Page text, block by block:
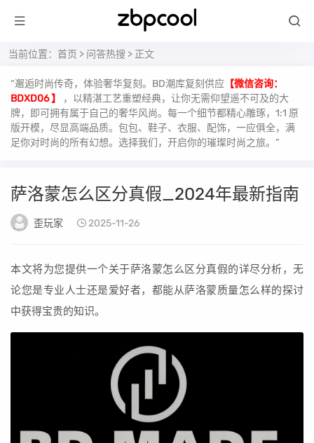
当前位置： 首页 > 问答热搜 > 正文
“邂逅时尚传奇，体验奢华复刻。BD潮库复刻供应 【微信咨询：
BDXD06 】
，以精湛工艺重塑经典，让你无需仰望遥不可及的大
牌，即可拥有属于自己的奢华风尚。每一个细节都精心雕琢，1:1 原
版开模，尽显高端品质。包包、鞋子、衣服、配饰，一应俱全，满
足你对时尚的所有幻想。选择我们，开启你的璀璨时尚之旅。”
萨洛蒙怎么区分真假_2024年最新指南
歪玩家 2025-11-26
本文将为您提供一个关于萨洛蒙怎么区分真假的详尽分析，无
论您是专业人士还是爱好者，都能从萨洛蒙质量怎么样的探讨
中获得宝贵的知识。